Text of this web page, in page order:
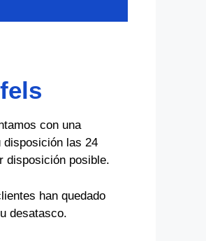
con una
disposición las 24
disposición posible.
han quedado
desatasco.